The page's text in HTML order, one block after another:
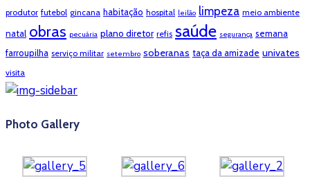
produtor futebol gincana habitação hospital leilão limpeza meio ambiente
natal obras pecuária plano diretor refis saúde segurança semana
farroupilha serviço militar setembro soberanas taça da amizade univates
visita
Photo Gallery